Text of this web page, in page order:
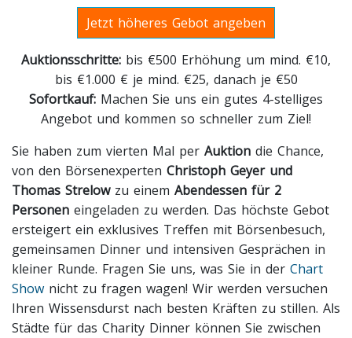
Jetzt höheres Gebot angeben
Auktionsschritte: bis €500 Erhöhung um mind. €10,
bis €1.000 € je mind. €25, danach je €50
Sofortkauf: Machen Sie uns ein gutes 4-stelliges
Angebot und kommen so schneller zum Ziel!
Sie haben zum vierten Mal per Auktion die Chance,
von den Börsenexperten Christoph Geyer und
Thomas Strelowzu einem Abendessen für 2
Personen eingeladen zu werden. Das höchste Gebot
ersteigert ein exklusives Treffen mit Börsenbesuch,
gemeinsamen Dinner und intensiven Gesprächen in
kleiner Runde. Fragen Sie uns, was Sie in der Chart
Show nicht zu fragen wagen! Wir werden versuchen
Ihren Wissensdurst nach besten Kräften zu stillen. Als
Städte für das Charity Dinner können Sie zwischen